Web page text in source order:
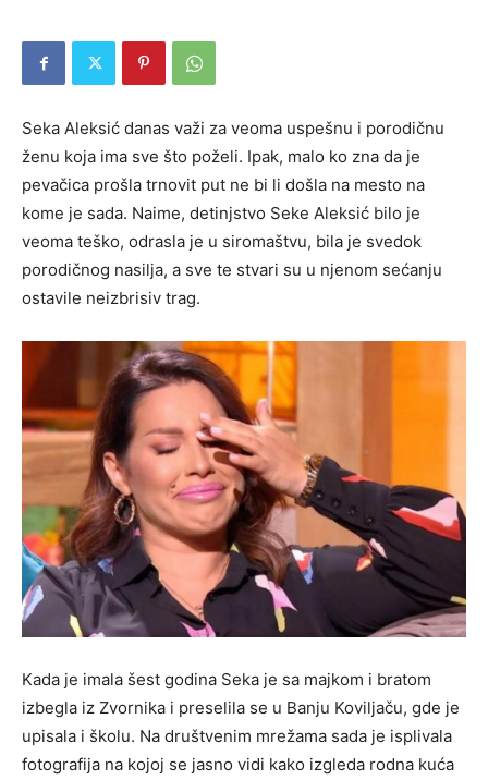
Seka Aleksić danas važi za veoma uspešnu i porodičnu
ženu koja ima sve što poželi. Ipak, malo ko zna da je
pevačica prošla trnovit put ne bi li došla na mesto na
kome je sada. Naime, detinjstvo Seke Aleksić bilo je
veoma teško, odrasla je u siromaštvu, bila je svedok
porodičnog nasilja, a sve te stvari su u njenom sećanju
ostavile neizbrisiv trag.
Kada je imala šest godina Seka je sa majkom i bratom
izbegla iz Zvornika i preselila se u Banju Koviljaču, gde je
upisala i školu. Na društvenim mrežama sada je isplivala
fotografija na kojoj se jasno vidi kako izgleda rodna kuća